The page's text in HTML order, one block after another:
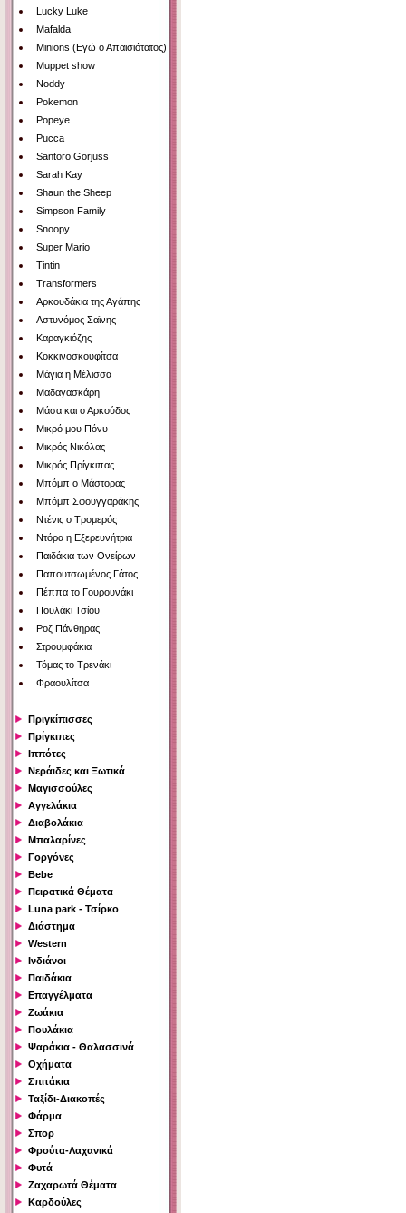
Lucky Luke
Mafalda
Minions (Εγώ ο Απαισιότατος)
Muppet show
Noddy
Pokemon
Popeye
Pucca
Santoro Gorjuss
Sarah Kay
Shaun the Sheep
Simpson Family
Snoopy
Super Mario
Tintin
Transformers
Αρκουδάκια της Αγάπης
Αστυνόμος Σαϊνης
Καραγκιόζης
Κοκκινοσκουφίτσα
Μάγια η Μέλισσα
Μαδαγασκάρη
Μάσα και ο Αρκούδος
Μικρό μου Πόνυ
Μικρός Νικόλας
Μικρός Πρίγκιπας
Μπόμπ ο Μάστορας
Μπόμπ Σφουγγαράκης
Ντένις ο Τρομερός
Ντόρα η Εξερευνήτρια
Παιδάκια των Ονείρων
Παπουτσωμένος Γάτος
Πέππα το Γουρουνάκι
Πουλάκι Τσίου
Ροζ Πάνθηρας
Στρουμφάκια
Τόμας το Τρενάκι
Φραουλίτσα
Πριγκίπισσες
Πρίγκιπες
Ιππότες
Νεράιδες και Ξωτικά
Μαγισσούλες
Αγγελάκια
Διαβολάκια
Μπαλαρίνες
Γοργόνες
Bebe
Πειρατικά Θέματα
Luna park - Τσίρκο
Διάστημα
Western
Ινδιάνοι
Παιδάκια
Επαγγέλματα
Ζωάκια
Πουλάκια
Ψαράκια - Θαλασσινά
Οχήματα
Σπιτάκια
Ταξίδι-Διακοπές
Φάρμα
Σπορ
Φρούτα-Λαχανικά
Φυτά
Ζαχαρωτά Θέματα
Καρδούλες